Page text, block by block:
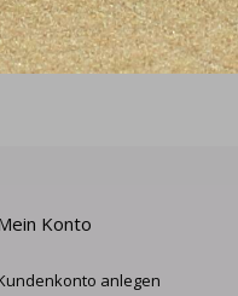
Konto
anlegen